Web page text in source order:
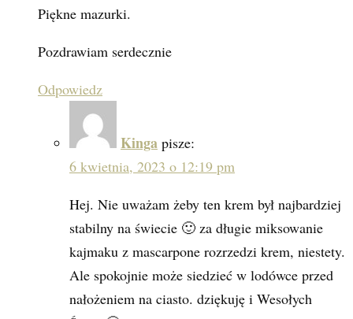
Piękne mazurki.
Pozdrawiam serdecznie
Odpowiedz
Kinga pisze:
6 kwietnia, 2023 o 12:19 pm
Hej. Nie uważam żeby ten krem był najbardziej
stabilny na świecie 🙂 za długie miksowanie
kajmaku z mascarpone rozrzedzi krem, niestety.
Ale spokojnie może siedzieć w lodówce przed
nałożeniem na ciasto. dziękuję i Wesołych